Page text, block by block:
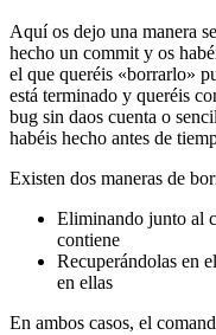
Aquí os dejo una manera
hecho un commit y os
el que queréis «borrarlo»
está terminado y queréis
bug sin daos cuenta o
habéis hecho antes de
Existen dos maneras de
Eliminando junto al
contiene
Recuperándolas en
en ellas
En ambos casos, el